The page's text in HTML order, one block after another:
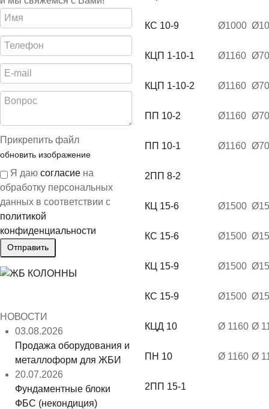
Прикрепить файл
обновить изображение
Я даю согласие на
обработку персональных
данных в соответствии с
политикой
конфиденциальности
НОВОСТИ
03.08.2026
Продажа оборудования и
металлоформ для ЖБИ
20.07.2026
Фундаментные блоки
ФБС (некондиция)
КС 10-9 Ø1000
КЦП 1-10-1 Ø1160
КЦП 1-10-2 Ø1160
ПП 10-2 Ø1160
ПП 10-1 Ø1160
2ПП 8-2
КЦ 15-6 Ø1500
КС 15-6 Ø1500
КЦ 15-9 Ø1500
КС 15-9 Ø1500
КЦД 10 Ø 1160 Ø
ПН 10 Ø 1160 Ø
2ПП 15-1